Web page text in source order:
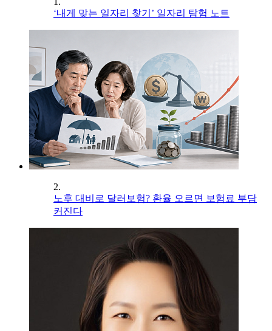
‘내게 맞는 일자리 찾기’ 일자리 탐험 노트
2.
노후 대비로 달러보험? 환율 오르면 보험료 부담
커진다